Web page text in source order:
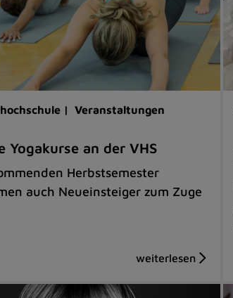
| Veranstaltungen
Yogakurse an der VHS
Herbstsemester
auch Neueinsteiger zum Zuge